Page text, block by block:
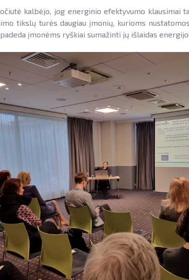
kalbėjo, jog energinio efektyvumo
tikslų turės daugiau įmonių, kurioms
įmonėms ryškiai sumažinti jų išlaidas